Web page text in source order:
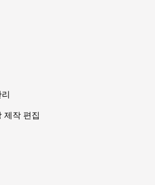
제작 편집